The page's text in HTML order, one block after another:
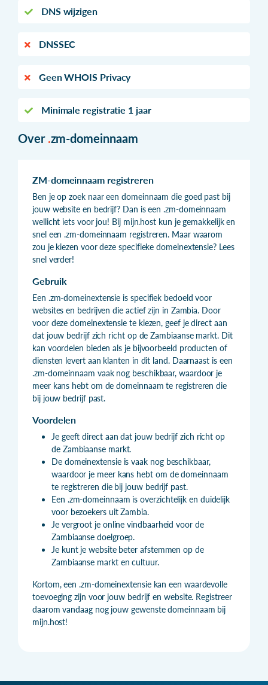
DNS wijzigen
DNSSEC
Geen WHOIS Privacy
Minimale registratie 1 jaar
Over .zm-domeinnaam
ZM-domeinnaam registreren
Ben je op zoek naar een domeinnaam die goed past bij
jouw website en bedrijf? Dan is een .zm-domeinnaam
wellicht iets voor jou! Bij mijn.host kun je gemakkelijk en
snel een .zm-domeinnaam registreren. Maar waarom
zou je kiezen voor deze specifieke domeinextensie? Lees
snel verder!
Gebruik
Een .zm-domeinextensie is specifiek bedoeld voor
websites en bedrijven die actief zijn in Zambia. Door
voor deze domeinextensie te kiezen, geef je direct aan
dat jouw bedrijf zich richt op de Zambiaanse markt. Dit
kan voordelen bieden als je bijvoorbeeld producten of
diensten levert aan klanten in dit land. Daarnaast is een
.zm-domeinnaam vaak nog beschikbaar, waardoor je
meer kans hebt om de domeinnaam te registreren die
bij jouw bedrijf past.
Voordelen
Je geeft direct aan dat jouw bedrijf zich richt op
de Zambiaanse markt.
De domeinextensie is vaak nog beschikbaar,
waardoor je meer kans hebt om de domeinnaam
te registreren die bij jouw bedrijf past.
Een .zm-domeinnaam is overzichtelijk en duidelijk
voor bezoekers uit Zambia.
Je vergroot je online vindbaarheid voor de
Zambiaanse doelgroep.
Je kunt je website beter afstemmen op de
Zambiaanse markt en cultuur.
Kortom, een .zm-domeinextensie kan een waardevolle
toevoeging zijn voor jouw bedrijf en website. Registreer
daarom vandaag nog jouw gewenste domeinnaam bij
mijn.host!